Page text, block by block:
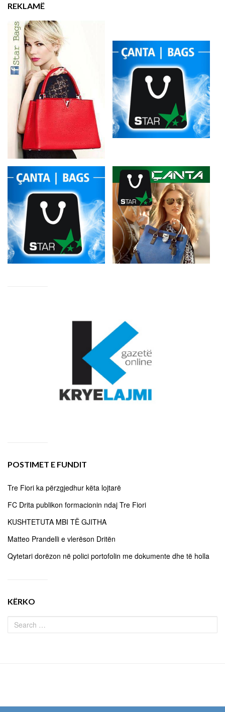
REKLAMË
POSTIMET E FUNDIT
Tre Fiori ka përzgjedhur këta lojtarë
FC Drita publikon formacionin ndaj Tre Fiori
KUSHTETUTA MBI TË GJITHA
Matteo Prandelli e vlerëson Dritën
Qytetari dorëzon në polici portofolin me dokumente dhe të holla
KËRKO